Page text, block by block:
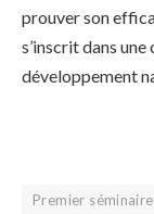
prouver son
s’inscrit dans
développement
Premier